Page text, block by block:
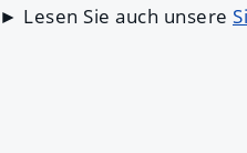
► Lesen Sie auch unsere